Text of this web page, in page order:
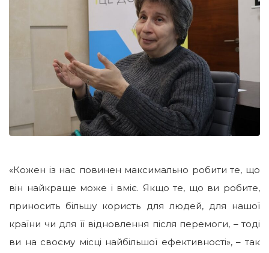
«Кожен із нас повинен максимально робити те, що
він найкраще може і вміє. Якщо те, що ви робите,
приносить більшу користь для людей, для нашої
країни чи для її відновлення після перемоги, – тоді
ви на своєму місці найбільшої ефективності», – так